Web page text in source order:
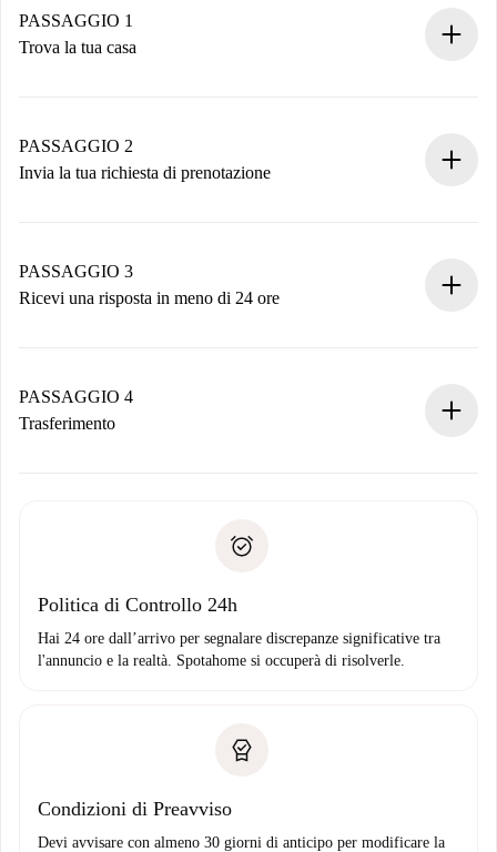
PASSAGGIO 1
Trova la tua casa
Hai tutte le informazioni necessarie in anticipo.
PASSAGGIO 2
Invia la tua richiesta di prenotazione
non accetta.
PASSAGGIO 3
Ricevi una risposta in meno di 24 ore
contatto con il proprietario.
Se rifiutata: non ti addebiteremo nulla e ti proporremo
Domiciliazione del pagamento
PASSAGGIO 4
Trasferimento
solo se non segnali problemi.
Politica di Controllo 24h
Hai 24 ore dall’arrivo per segnalare discrepanze significative tra
l'annuncio e la realtà. Spotahome si occuperà di risolverle.
Condizioni di Preavviso
Devi avvisare con almeno 30 giorni di anticipo per modificare la